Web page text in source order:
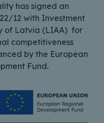
has signed an
12 with Investment
of Latvia (LIAA) for
competitiveness
by the European
Fund.